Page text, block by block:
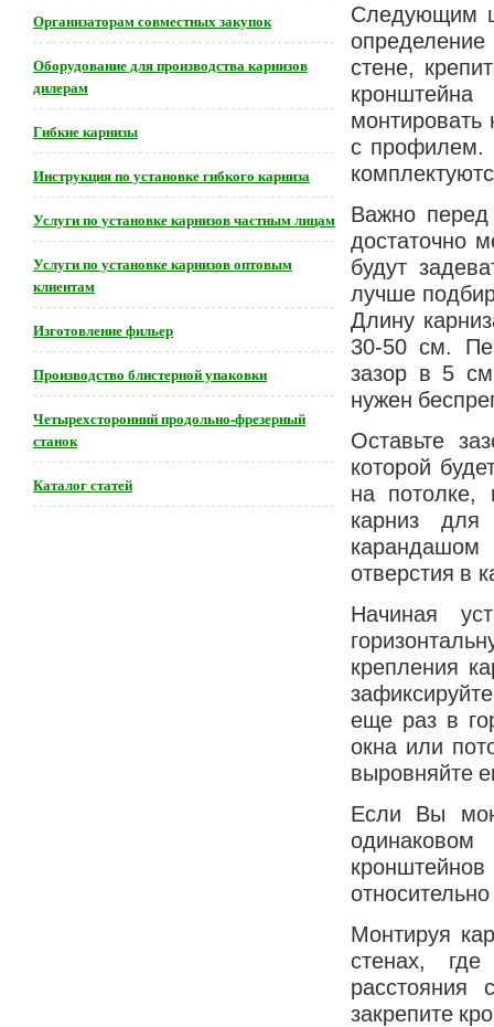
Следующим
стене,
монтировать
с профилем.
Важно перед
достаточно
будут
лучше
Длину
30-50 см.
зазор в 5
нужен
Оставьте
которой
на потолке,
карниз
отверстия в
Начиная
крепления
еще раз в
окна или
выровняйте
Если Вы
Монтируя
стенах,
закрепите
Организаторам совместных закупок
Оборудование для производства карнизов
дилерам
Гибкие карнизы
Инструкция по установке гибкого карниза
Услуги по установке карнизов частным лицам
Услуги по установке карнизов оптовым
клиентам
Изготовление фильер
Производство блистерной упаковки
Четырехсторонний продольно-фрезерный
станок
Каталог статей